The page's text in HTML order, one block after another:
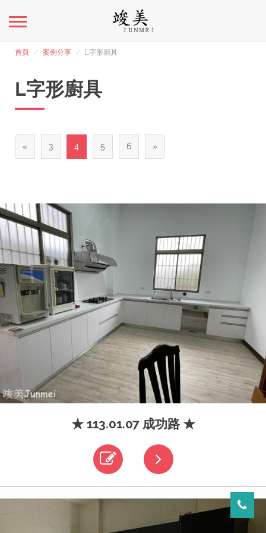
首頁 案例分享 L字形廚具
L字形廚具
« 3 4 5 6 »
★ 113.01.07 成功路 ★